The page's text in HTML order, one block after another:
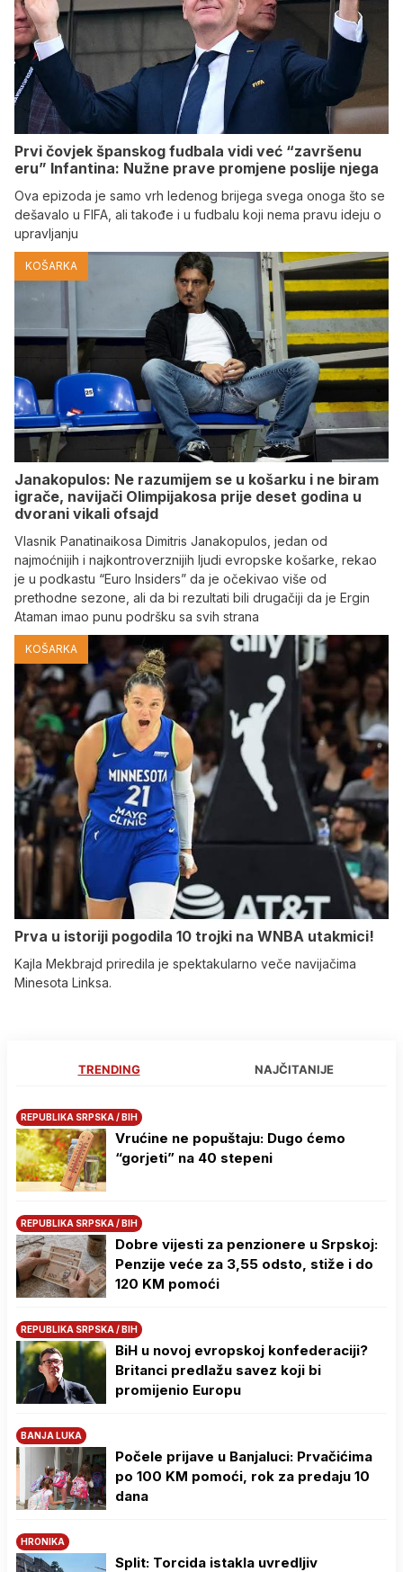
Prvi čovjek španskog fudbala vidi već “završenu
eru” Infantina: Nužne prave promjene poslije njega
Ova epizoda je samo vrh ledenog brijega svega onoga što se
dešavalo u FIFA, ali takođe i u fudbalu koji nema pravu ideju o
upravljanju
KOŠARKA
Janakopulos: Ne razumijem se u košarku i ne biram
igrače, navijači Olimpijakosa prije deset godina u
dvorani vikali ofsajd
Vlasnik Panatinaikosa Dimitris Janakopulos, jedan od
najmoćnijih i najkontroverznijih ljudi evropske košarke, rekao
je u podkastu “Euro Insiders” da je očekivao više od
prethodne sezone, ali da bi rezultati bili drugačiji da je Ergin
Ataman imao punu podršku sa svih strana
KOŠARKA
Prva u istoriji pogodila 10 trojki na WNBA utakmici!
Kajla Mekbrajd priredila je spektakularno veče navijačima
Minesota Linksa.
TRENDING NAJČITANIJE
REPUBLIKA SRPSKA / BIH
Vrućine ne popuštaju: Dugo ćemo
“gorjeti” na 40 stepeni
REPUBLIKA SRPSKA / BIH
Dobre vijesti za penzionere u Srpskoj:
Penzije veće za 3,55 odsto, stiže i do
120 KM pomoći
REPUBLIKA SRPSKA / BIH
BiH u novoj evropskoj konfederaciji?
Britanci predlažu savez koji bi
promijenio Europu
BANJA LUKA
Počele prijave u Banjaluci: Prvačićima
po 100 KM pomoći, rok za predaju 10
dana
HRONIKA
Split: Torcida istakla uvredljiv